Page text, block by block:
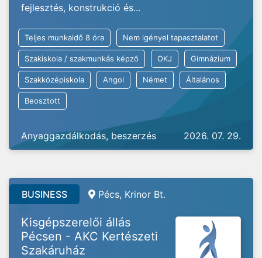
fejlesztés, konstrukció és...
Teljes munkaidő 8 óra Nem igényel tapasztalatot
Szakiskola / szakmunkás képző OKJ Gimnázium
Szakközépiskola Angol Német Általános
Beosztott
Anyaggazdálkodás, beszerzés 2026. 07. 29.
BUSINESS Pécs, Krinor Bt.
Kisgépszerelői állás
Pécsen - AKC Kertészeti
Szakáruház